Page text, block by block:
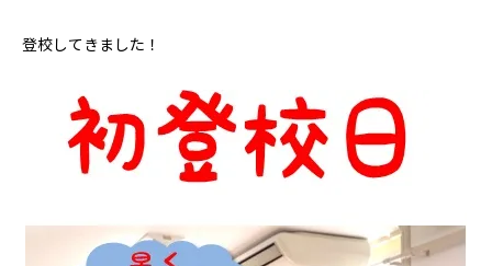
登校してきました！